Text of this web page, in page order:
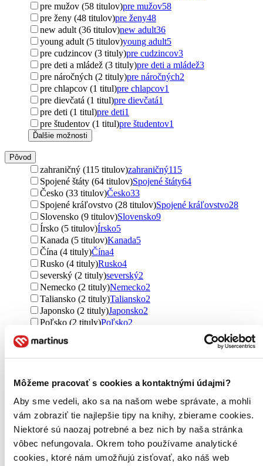
Môžeme pracovať s cookies a kontaktnými údajmi?
Aby sme vedeli, ako sa na našom webe správate, a mohli
vám zobraziť tie najlepšie tipy na knihy, zbierame cookies.
Niektoré sú naozaj potrebné a bez nich by naša stránka
vôbec nefungovala. Okrem toho používame analytické
cookies, ktoré nám umožňujú zisťovať, ako náš web
pre mužov (58 titulov)pre mužov58
pre ženy (48 titulov)pre ženy48
new adult (36 titulov)new adult36
young adult (5 titulov)young adult5
pre cudzincov (3 tituly)pre cudzincov3
pre deti a mládež (3 tituly)pre deti a mládež3
pre náročných (2 tituly)pre náročných2
pre chlapcov (1 titul)pre chlapcov1
pre dievčatá (1 titul)pre dievčatá1
pre deti (1 titul)pre deti1
pre študentov (1 titul)pre študentov1
Ďalšie možnosti
Pôvod
zahraničný (115 titulov)zahraničný115
Spojené štáty (64 titulov)Spojené štáty64
Česko (33 titulov)Česko33
Spojené kráľovstvo (28 titulov)Spojené kráľovstvo28
Slovensko (9 titulov)Slovensko9
Írsko (5 titulov)Írsko5
Kanada (5 titulov)Kanada5
Čína (4 tituly)Čína4
Rusko (4 tituly)Rusko4
severský (2 tituly)severský2
Nemecko (2 tituly)Nemecko2
Taliansko (2 tituly)Taliansko2
Japonsko (2 tituly)Japonsko2
Poľsko (2 tituly)Poľsko2
Nórsko (1 titul)
Nový Zéland (1 titul)Nový Zéland1
romány (161 titulov)romány161
poviedky (26 titulov)poviedky 26
učebnice (3 tituly)učebnice 3
príručky (1 titul)príručky
1
novela (1 titul)
Ďalšie možnosti